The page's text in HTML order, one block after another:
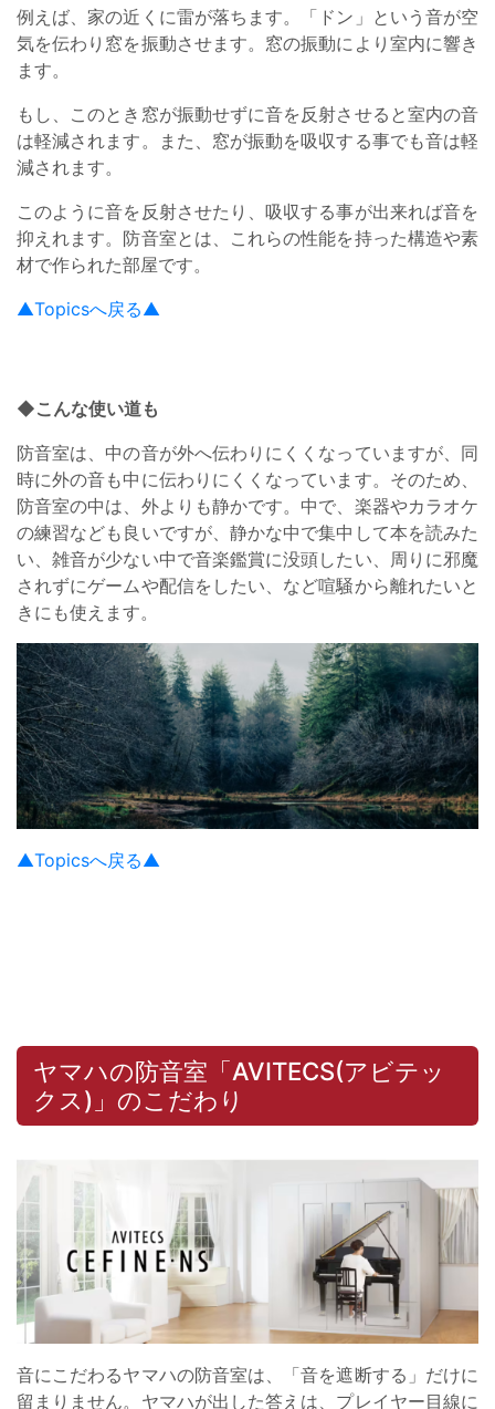
例えば、家の近くに雷が落ちます。「ドン」という音が空
気を伝わり窓を振動させます。窓の振動により室内に響き
ます。
もし、このとき窓が振動せずに音を反射させると室内の音
は軽減されます。また、窓が振動を吸収する事でも音は軽
減されます。
このように音を反射させたり、吸収する事が出来れば音を
抑えれます。防音室とは、これらの性能を持った構造や素
材で作られた部屋です。
▲Topicsへ戻る▲
◆こんな使い道も
防音室は、中の音が外へ伝わりにくくなっていますが、同
時に外の音も中に伝わりにくくなっています。そのため、
防音室の中は、外よりも静かです。中で、楽器やカラオケ
の練習なども良いですが、静かな中で集中して本を読みた
い、雑音が少ない中で音楽鑑賞に没頭したい、周りに邪魔
されずにゲームや配信をしたい、など喧騒から離れたいと
きにも使えます。
▲Topicsへ戻る▲
ヤマハの防音室「AVITECS(アビテッ
クス)」のこだわり
音にこだわるヤマハの防音室は、「音を遮断する」だけに
留まりません。ヤマハが出した答えは、プレイヤー目線に